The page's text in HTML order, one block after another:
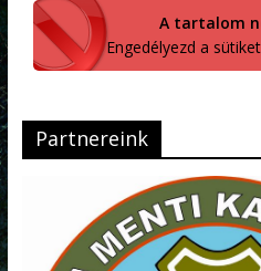
A tartalom
Engedélyezd a
Partnereink